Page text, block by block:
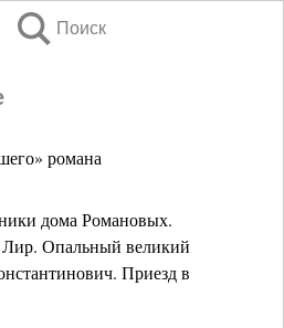
Поиск
романа
дома Романовых.
Опальный великий
Приезд в